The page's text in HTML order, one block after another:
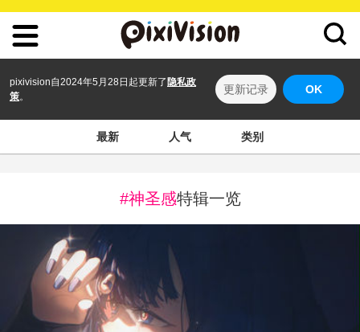
pixivision自2024年5月28日起更新了 隐私政
策。
更新记录 OK
最新 人气 类别
#神圣感特辑一览